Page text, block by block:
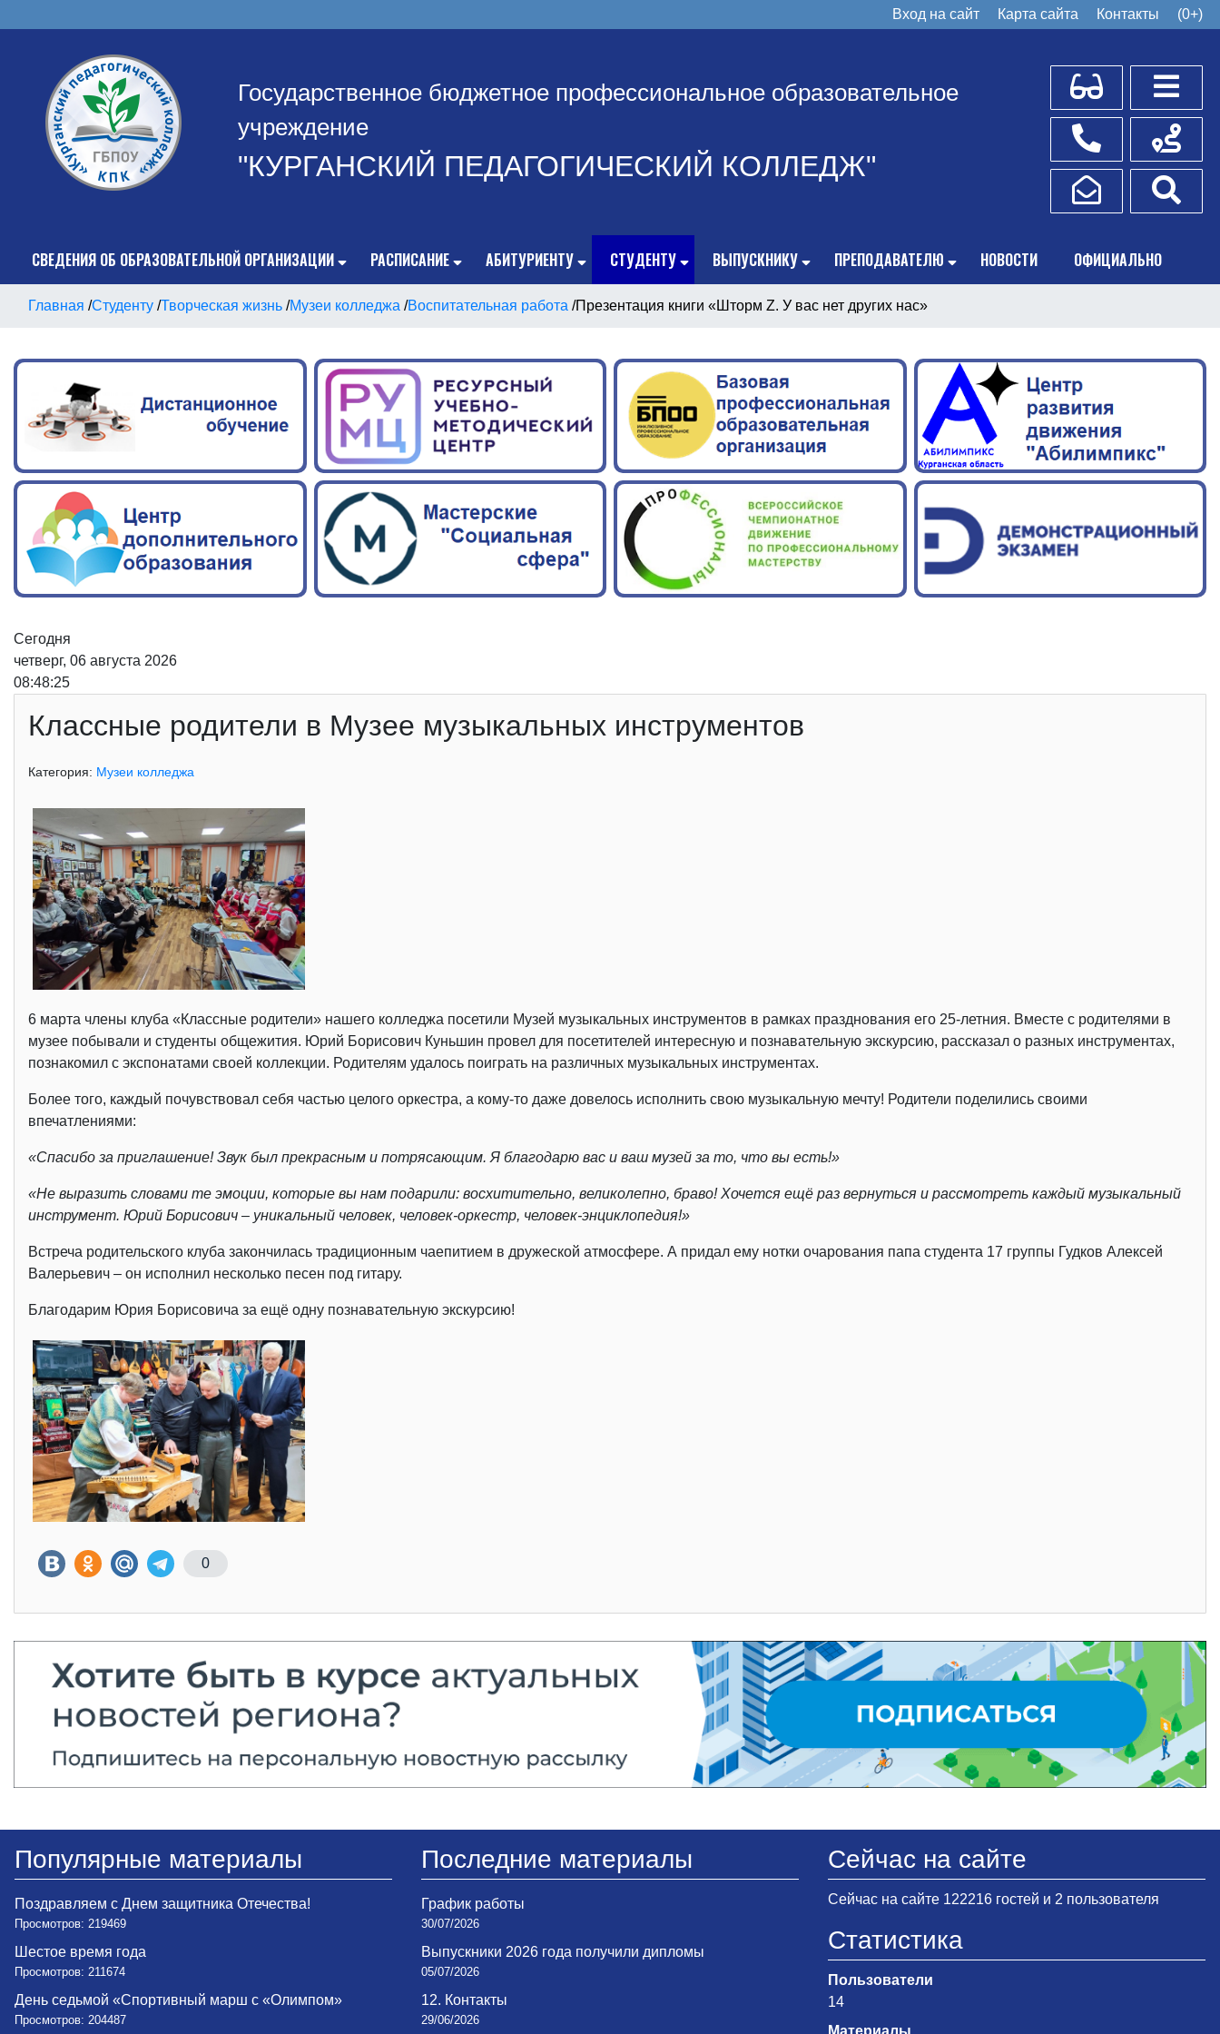
Вход на сайт Карта сайта Контакты (0+)
Государственное бюджетное профессиональное образовательное
учреждение
"КУРГАНСКИЙ ПЕДАГОГИЧЕСКИЙ КОЛЛЕДЖ"
Для слабовидящих
Телефоны
Написать обращение
Схема
СВЕДЕНИЯ ОБ ОБРАЗОВАТЕЛЬНОЙ ОРГАНИЗАЦИИ РАСПИСАНИЕ АБИТУРИЕНТУ СТУДЕНТУ ВЫПУСКНИКУ ПРЕПОДАВАТЕЛЮ НОВОСТИ ОФИЦИАЛЬНО
Главная /Студенту /Творческая жизнь /Музеи колледжа /Воспитательная работа /Презентация книги «Шторм Z. У вас нет других нас»
Сегодня
четверг, 06 августа 2026
08:48:26
Классные родители в Музее музыкальных инструментов
Категория: Музеи колледжа
6 марта члены клуба «Классные родители» нашего колледжа посетили Музей музыкальных инструментов в рамках празднования его 25-летния. Вместе с родителями в
музее побывали и студенты общежития. Юрий Борисович Куньшин провел для посетителей интересную и познавательную экскурсию, рассказал о разных инструментах,
познакомил с экспонатами своей коллекции. Родителям удалось поиграть на различных музыкальных инструментах.
Более того, каждый почувствовал себя частью целого оркестра, а кому-то даже довелось исполнить свою музыкальную мечту! Родители поделились своими
впечатлениями:
«Спасибо за приглашение! Звук был прекрасным и потрясающим. Я благодарю вас и ваш музей за то, что вы есть!»
«Не выразить словами те эмоции, которые вы нам подарили: восхитительно, великолепно, браво! Хочется ещё раз вернуться и рассмотреть каждый музыкальный
инструмент. Юрий Борисович – уникальный человек, человек-оркестр, человек-энциклопедия!»
Встреча родительского клуба закончилась традиционным чаепитием в дружеской атмосфере. А придал ему нотки очарования папа студента 17 группы Гудков Алексей
Валерьевич – он исполнил несколько песен под гитару.
Благодарим Юрия Борисовича за ещё одну познавательную экскурсию!
0
Популярные материалы
Поздравляем с Днем защитника Отечества!
Просмотров: 219469
Шестое время года
Просмотров: 211674
День седьмой «Спортивный марш с «Олимпом»
Просмотров: 204487
Последние материалы
График работы
30/07/2026
Выпускники 2026 года получили дипломы
05/07/2026
12. Контакты
29/06/2026
Сейчас на сайте
Сейчас на сайте 122216 гостей и 2 пользователя
Статистика
Пользователи
14